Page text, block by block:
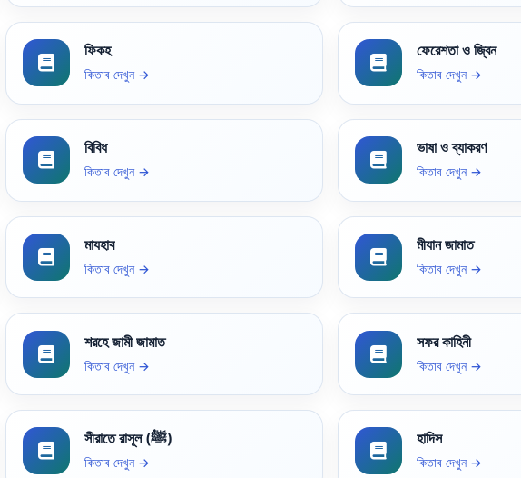
ফিকহ
কিতাব দেখুন →
ফেরেশতা ও জ্বিন
কিতাব দেখুন →
বিবিধ
কিতাব দেখুন →
ভাষা ও ব্যাকরণ
কিতাব দেখুন →
মাযহাব
কিতাব দেখুন →
মীযান জামাত
কিতাব দেখুন →
শরহে জামী জামাত
কিতাব দেখুন →
সফর কাহিনী
কিতাব দেখুন →
সীরাতে রাসূল (ﷺ)
কিতাব দেখুন →
হাদিস
কিতাব দেখুন →